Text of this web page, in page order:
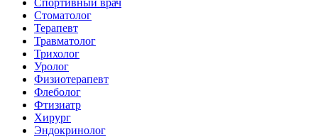
Спортивный врач
Стоматолог
Терапевт
Травматолог
Трихолог
Уролог
Физиотерапевт
Флеболог
Фтизиатр
Хирург
Эндокринолог